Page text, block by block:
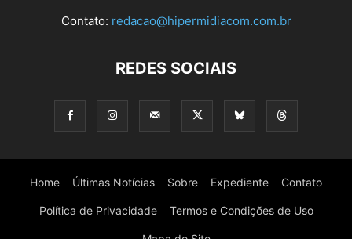
Contato: redacao@hipermidiacom.com.br
REDES SOCIAIS
Home Últimas Notícias Sobre Expediente Contato
Política de Privacidade Termos e Condições de Uso